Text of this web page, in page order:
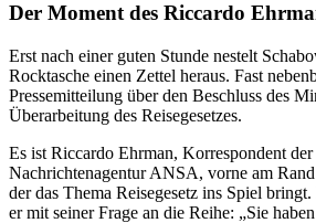
Der Moment des Riccardo
Erst nach einer guten Stunde nestelt
Rocktasche einen Zettel heraus. Fast
Pressemitteilung über den Beschluss des
Überarbeitung des Reisegesetzes.
Es ist Riccardo Ehrman, Korrespondent
Nachrichtenagentur ANSA, vorne am
der das Thema Reisegesetz ins Spiel
er mit seiner Frage an die Reihe: „Sie